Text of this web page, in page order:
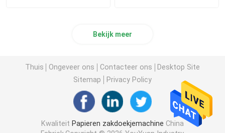
Bekijk meer
Thuis Ongeveer ons Contacteer ons
Desktop Site
Sitemap
Privacy Policy
Kwaliteit Papieren zakdoekjemachine China